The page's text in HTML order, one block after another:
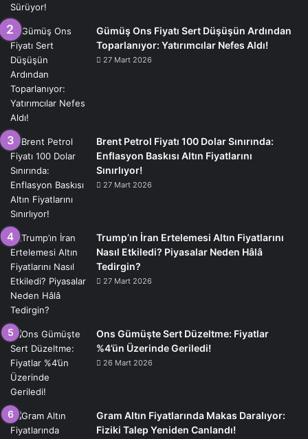
Gümüş Ons Fiyatı Sert Düşüşün Ardından
Toparlanıyor: Yatırımcılar Nefes Aldı!
27 Mart 2026
Brent Petrol Fiyatı 100 Dolar Sınırında:
Enflasyon Baskısı Altın Fiyatlarını
Sınırlıyor!
27 Mart 2026
Trump’ın İran Ertelemesi Altın Fiyatlarını
Nasıl Etkiledi? Piyasalar Neden Hâlâ
Tedirgin?
27 Mart 2026
Ons Gümüşte Sert Düzeltme: Fiyatlar
%4’ün Üzerinde Geriledi!
26 Mart 2026
Gram Altın Fiyatlarında Makas Daralıyor:
Fiziki Talep Yeniden Canlandı!